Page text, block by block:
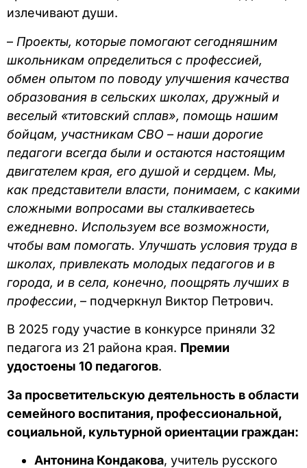
излечивают души.
– Проекты, которые помогают сегодняшним
школьникам определиться с профессией,
обмен опытом по поводу улучшения качества
образования в сельских школах, дружный и
веселый «титовский сплав», помощь нашим
бойцам, участникам СВО – наши дорогие
педагоги всегда были и остаются настоящим
двигателем края, его душой и сердцем. Мы,
как представители власти, понимаем, с какими
сложными вопросами вы сталкиваетесь
ежедневно. Используем все возможности,
чтобы вам помогать. Улучшать условия труда в
школах, привлекать молодых педагогов и в
города, и в села, конечно, поощрять лучших в
профессии, – подчеркнул Виктор Петрович.
В 2025 году участие в конкурсе приняли 32
педагога из 21 района края. Премии
удостоены 10 педагогов.
За просветительскую деятельность в области
семейного воспитания, профессиональной,
социальной, культурной ориентации граждан:
Антонина Кондакова, учитель русского